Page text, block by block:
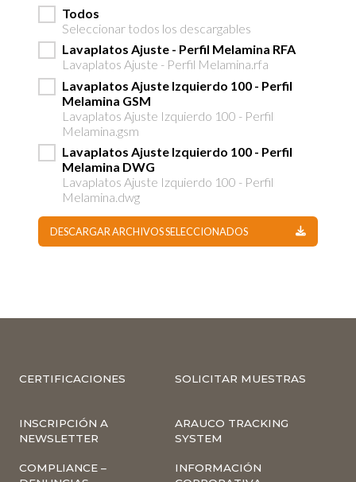
Todos
Seleccionar todos los descargables
Lavaplatos Ajuste - Perfil Melamina RFA
Lavaplatos Ajuste - Perfil Melamina.rfa
Lavaplatos Ajuste Izquierdo 100 - Perfil
Melamina GSM
Lavaplatos Ajuste Izquierdo 100 - Perfil
Melamina.gsm
Lavaplatos Ajuste Izquierdo 100 - Perfil
Melamina DWG
Lavaplatos Ajuste Izquierdo 100 - Perfil
Melamina.dwg
DESCARGAR ARCHIVOS SELECCIONADOS
CERTIFICACIONES SOLICITAR MUESTRAS
INSCRIPCIÓN A
NEWSLETTER
ARAUCO TRACKING
SYSTEM
COMPLIANCE –
INFORMACIÓN